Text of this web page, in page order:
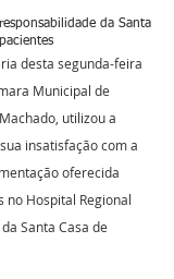
da Santa
desta segunda-feira
Municipal de
utilizou a
insatisfação com a
oferecida
no Hospital Regional
Santa Casa de